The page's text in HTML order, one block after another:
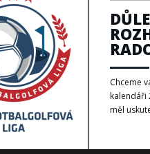
Chceme
kalendáři
měl